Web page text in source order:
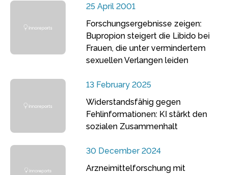
25 April 2001
Forschungsergebnisse zeigen:
Bupropion steigert die Libido bei
Frauen, die unter vermindertem
sexuellen Verlangen leiden
13 February 2025
Widerstandsfähig gegen
Fehlinformationen: KI stärkt den
sozialen Zusammenhalt
30 December 2024
Arzneimittelforschung mit